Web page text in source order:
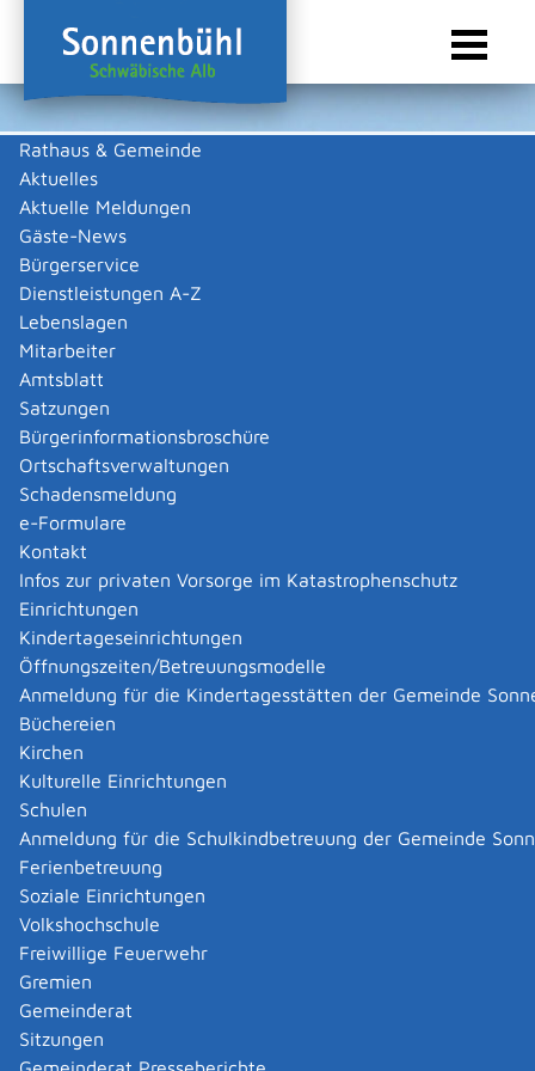
Rathaus & Gemeinde
Aktuelles
Aktuelle Meldungen
Gäste-News
Bürgerservice
Dienstleistungen A-Z
Lebenslagen
Mitarbeiter
Amtsblatt
Satzungen
Bürgerinformationsbroschüre
Ortschaftsverwaltungen
Schadensmeldung
e-Formulare
Kontakt
Infos zur privaten Vorsorge im Katastrophenschutz
Einrichtungen
Kindertageseinrichtungen
Öffnungszeiten/Betreuungsmodelle
Anmeldung für die Kindertagesstätten der Gemeinde
Büchereien
Kirchen
Kulturelle Einrichtungen
Schulen
Anmeldung für die Schulkindbetreuung der Gemeinde
Ferienbetreuung
Soziale Einrichtungen
Volkshochschule
Freiwillige Feuerwehr
Gremien
Gemeinderat
Sitzungen
Sie sind hier:
Gewerbeliste
Bartiromo, Maria
Beschreibung
Nagelstudio "Nailart & More"
Maria Bartiromo
Zurück
| |